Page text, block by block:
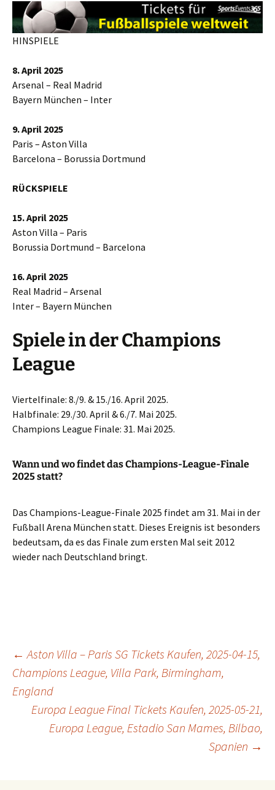
HINSPIELE
8. April 2025
Arsenal – Real Madrid
Bayern München – Inter
9. April 2025
Paris – Aston Villa
Barcelona – Borussia Dortmund
RÜCKSPIELE
15. April 2025
Aston Villa – Paris
Borussia Dortmund – Barcelona
16. April 2025
Real Madrid – Arsenal
Inter – Bayern München
Spiele in der Champions
League
Viertelfinale: 8./9. & 15./16. April 2025.
Halbfinale: 29./30. April & 6./7. Mai 2025.
Champions League Finale: 31. Mai 2025.
Wann und wo findet das Champions-League-Finale
2025 statt?
Das Champions-League-Finale 2025 findet am 31. Mai in der
Fußball Arena München statt. Dieses Ereignis ist besonders
bedeutsam, da es das Finale zum ersten Mal seit 2012
wieder nach Deutschland bringt.
Post
navigation
← Aston Villa – Paris SG Tickets Kaufen, 2025-04-15,
Champions League, Villa Park, Birmingham,
England
Europa League Final Tickets Kaufen, 2025-05-21,
Europa League, Estadio San Mames, Bilbao,
Spanien →